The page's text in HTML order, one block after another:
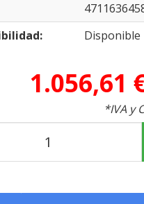
Disponible
1.056,61
*IVA y